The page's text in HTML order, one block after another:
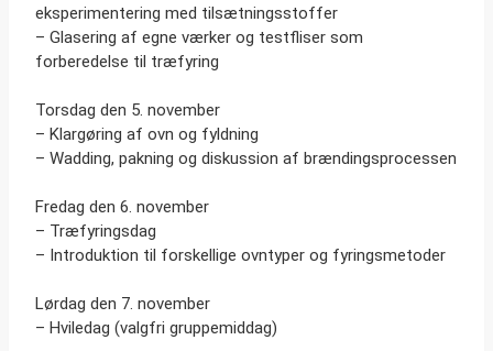
eksperimentering med tilsætningsstoffer
– Glasering af egne værker og testfliser som
forberedelse til træfyring
Torsdag den 5. november
– Klargøring af ovn og fyldning
– Wadding, pakning og diskussion af brændingsprocessen
Fredag den 6. november
– Træfyringsdag
– Introduktion til forskellige ovntyper og fyringsmetoder
Lørdag den 7. november
– Hviledag (valgfri gruppemiddag)